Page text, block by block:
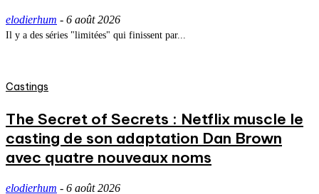
elodierhum - 6 août 2026
Il y a des séries "limitées" qui finissent par...
Castings
The Secret of Secrets : Netflix muscle le
casting de son adaptation Dan Brown
avec quatre nouveaux noms
elodierhum - 6 août 2026